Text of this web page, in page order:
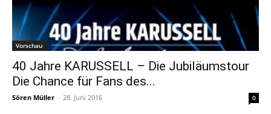
Vorschau
40 Jahre KARUSSELL – Die Jubiläumstour
Die Chance für Fans des...
Sören Müller - 28. Juni 2016 0